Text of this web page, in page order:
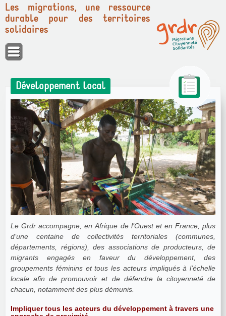
Panneau de gestion des cookies
Les migrations, une ressource
durable pour des territoires
solidaires
Développement local
Le Grdr accompagne, en Afrique de l’Ouest et en France, plus
d’une centaine de collectivités territoriales (communes,
départements, régions), des associations de producteurs, de
migrants engagés en faveur du développement, des
groupements féminins et tous les acteurs impliqués à l’échelle
locale afin de promouvoir et de défendre la citoyenneté de
chacun, notamment des plus démunis.
Impliquer tous les acteurs du développement à travers une